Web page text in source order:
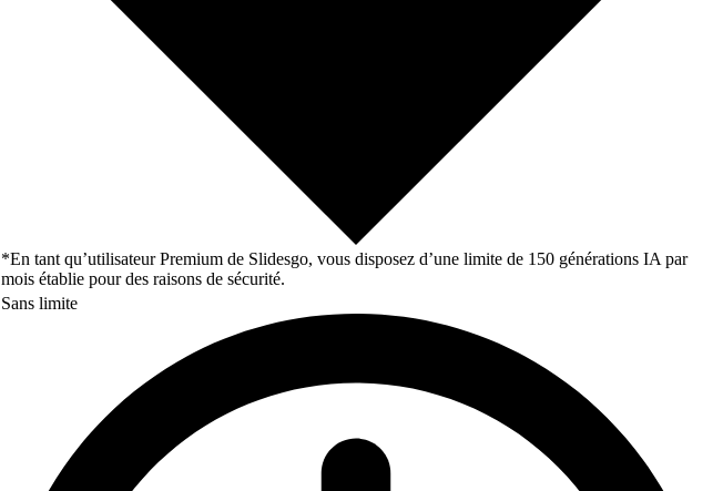
*En tant qu’utilisateur Premium de Slidesgo, vous disposez d’une limite de 150 générations IA par
mois établie pour des raisons de sécurité.
Sans limite